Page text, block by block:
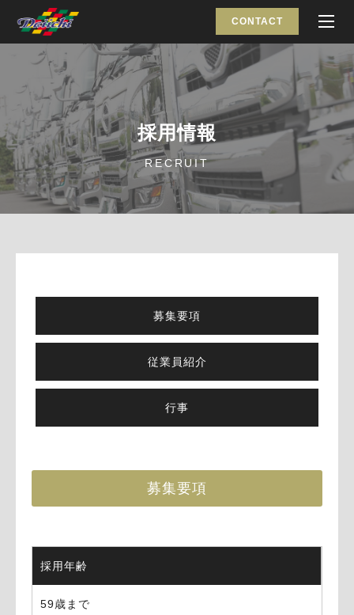
CONTACT
採用情報
RECRUIT
募集要項
従業員紹介
行事
募集要項
採用年齢
59歳まで